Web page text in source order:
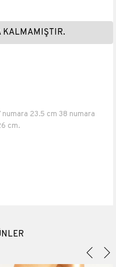
KALMAMIŞTIR.
23.5 cm 38 numara
cm.